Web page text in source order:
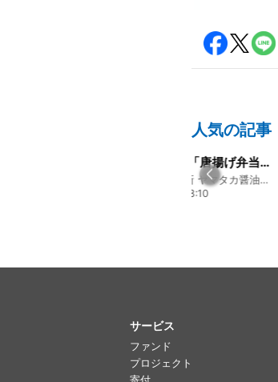
人気の記事
山陽新聞の一面に掲載いただきました！
創業128年の魚屋 倉敷「魚春」ファンド
2026年8月5日 17:24
サービス
ファンド
プロジェクト